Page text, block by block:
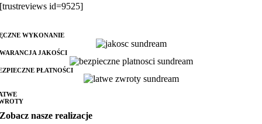
[trustreviews id=9525]
WYKONANIE
JAKOŚCI
PŁATNOŚCI
Zobacz nasze realizacje